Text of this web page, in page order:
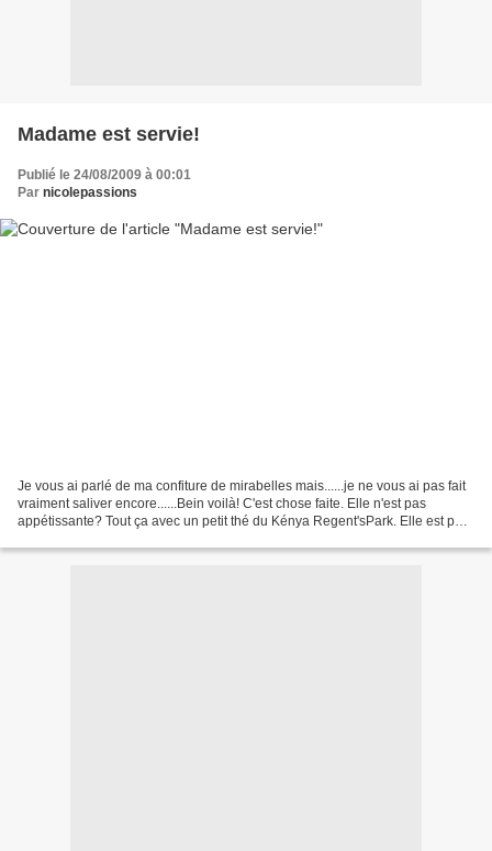
Madame est servie!
Publié le 24/08/2009 à 00:01
Par nicolepassions
Je vous ai parlé de ma confiture de mirabelles mais......je ne vous ai pas fait
vraiment saliver encore......Bein voilà! C'est chose faite. Elle n'est pas
appétissante? Tout ça avec un petit thé du Kénya Regent'sPark. Elle est pas